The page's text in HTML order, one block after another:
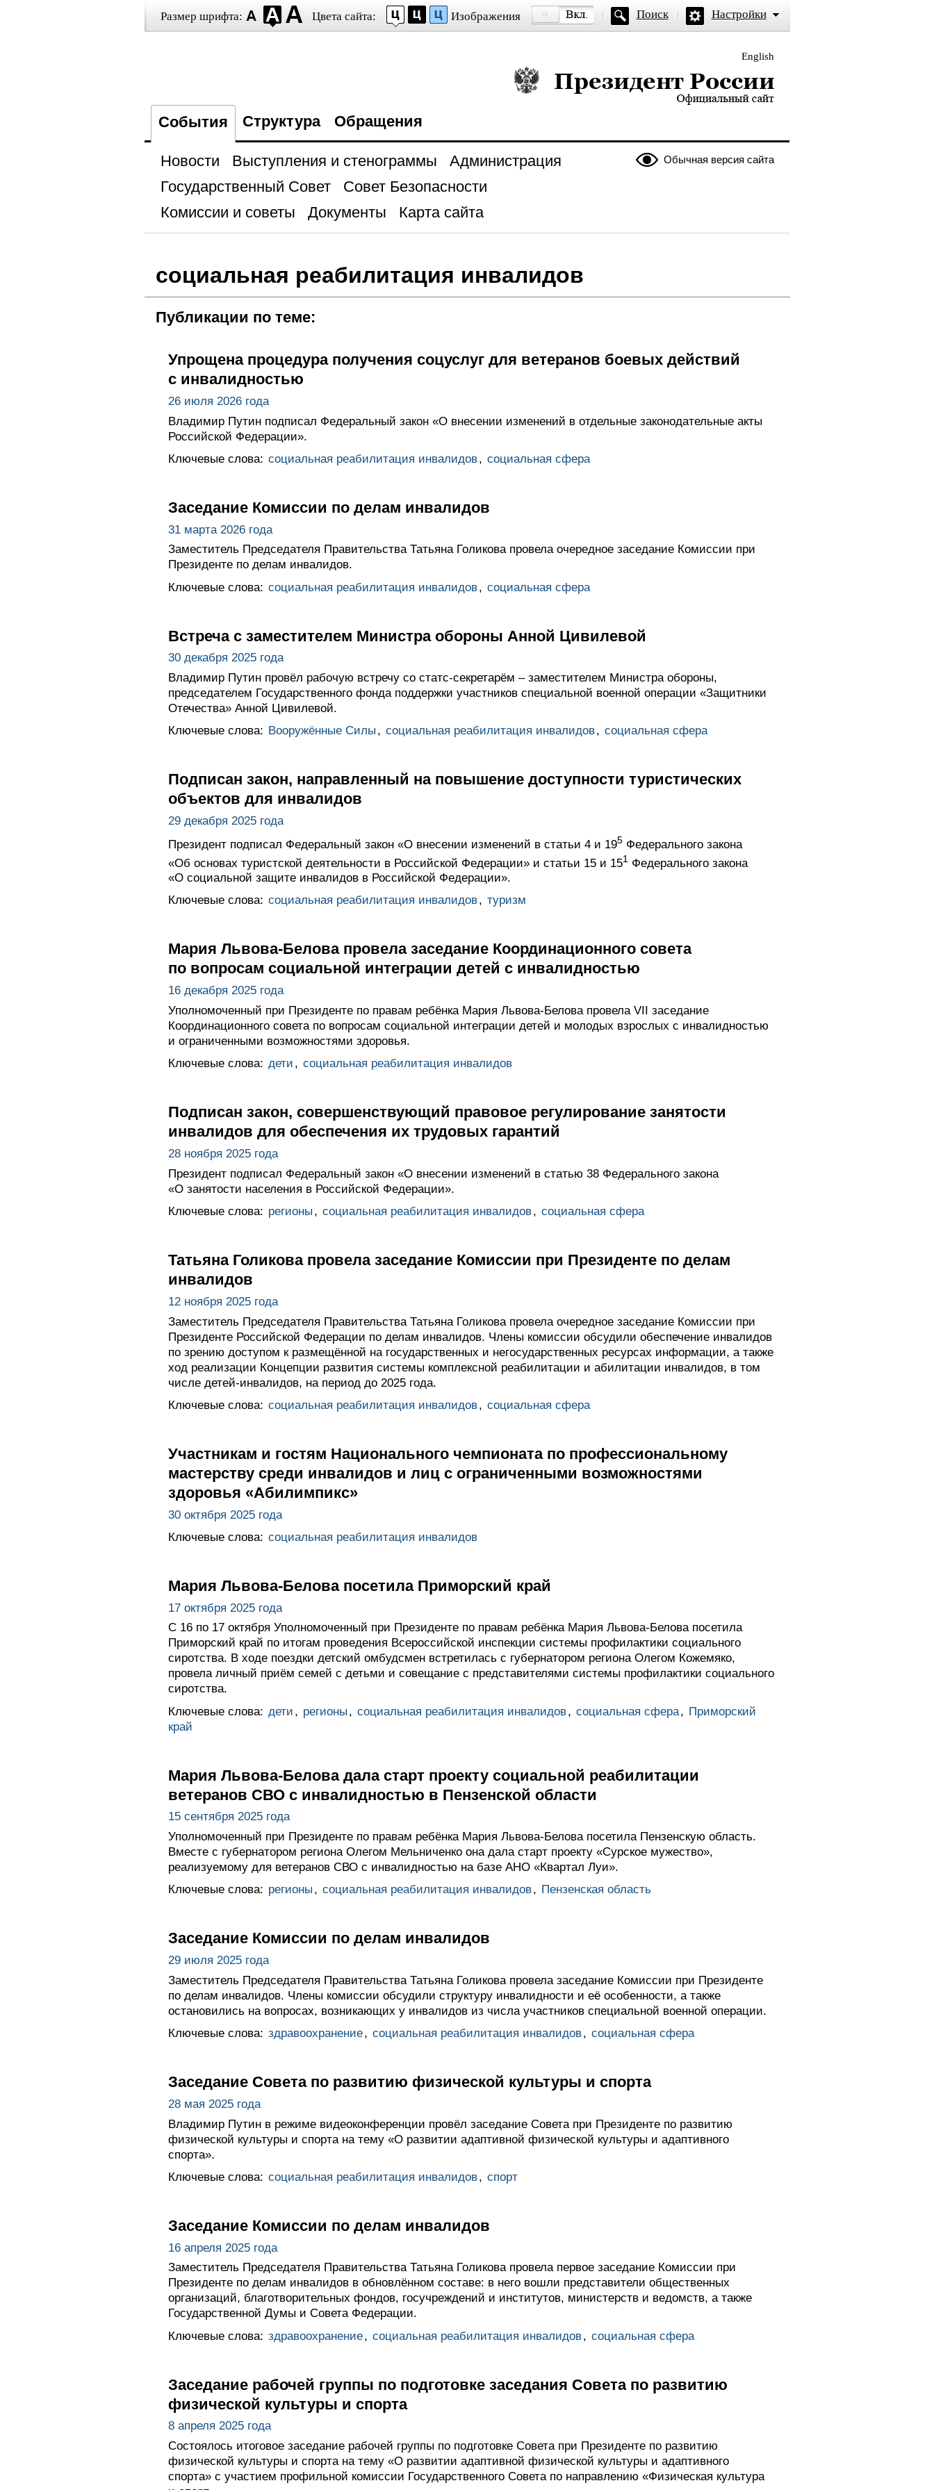
Размер шрифта: Цвета сайта: Изображения Поиск Настройки
English
Президент России — официальный сайт
События Структура Обращения
Обычная версия сайта
Новости Выступления и стенограммы
Администрация
Государственный Совет
Совет Безопасности
Комиссии и советы
Документы Карта сайта
социальная реабилитация инвалидов
Публикации по теме:
Упрощена процедура получения соцуслуг для ветеранов боевых действий
с инвалидностью
26 июля 2026 года
Владимир Путин подписал Федеральный закон «О внесении изменений в отдельные законодательные акты
Российской Федерации».
Ключевые слова: социальная реабилитация инвалидов, социальная сфера
Заседание Комиссии по делам инвалидов
31 марта 2026 года
Заместитель Председателя Правительства Татьяна Голикова провела очередное заседание Комиссии при
Президенте по делам инвалидов.
Ключевые слова: социальная реабилитация инвалидов, социальная сфера
Встреча с заместителем Министра обороны Анной Цивилевой
30 декабря 2025 года
Владимир Путин провёл рабочую встречу со статс-секретарём – заместителем Министра обороны,
председателем Государственного фонда поддержки участников специальной военной операции «Защитники
Отечества» Анной Цивилевой.
Ключевые слова: Вооружённые Силы , социальная реабилитация инвалидов, социальная сфера
Подписан закон, направленный на повышение доступности туристических
объектов для инвалидов
29 декабря 2025 года
Президент подписал Федеральный закон «О внесении изменений в статьи 4 и 195Федерального закона
«Об основах туристской деятельности в Российской Федерации» и статьи 15 и 151Федерального закона
«О социальной защите инвалидов в Российской Федерации».
Ключевые слова: социальная реабилитация инвалидов, туризм
Мария Львова-Белова провела заседание Координационного совета
по вопросам социальной интеграции детей с инвалидностью
16 декабря 2025 года
Уполномоченный при Президенте по правам ребёнка Мария Львова-Белова провела VII заседание
Координационного совета по вопросам социальной интеграции детей и молодых взрослых с инвалидностью
и ограниченными возможностями здоровья.
Ключевые слова: дети , социальная реабилитация инвалидов
Подписан закон, совершенствующий правовое регулирование занятости
инвалидов для обеспечения их трудовых гарантий
28 ноября 2025 года
Президент подписал Федеральный закон «О внесении изменений в статью 38 Федерального закона
«О занятости населения в Российской Федерации».
Ключевые слова: регионы , социальная реабилитация инвалидов, социальная сфера
Татьяна Голикова провела заседание Комиссии при Президенте по делам
инвалидов
12 ноября 2025 года
Заместитель Председателя Правительства Татьяна Голикова провела очередное заседание Комиссии при
Президенте Российской Федерации по делам инвалидов. Члены комиссии обсудили обеспечение инвалидов
по зрению доступом к размещённой на государственных и негосударственных ресурсах информации, а также
ход реализации Концепции развития системы комплексной реабилитации и абилитации инвалидов, в том
числе детей-инвалидов, на период до 2025 года.
Ключевые слова: социальная реабилитация инвалидов, социальная сфера
Участникам и гостям Национального чемпионата по профессиональному
мастерству среди инвалидов и лиц с ограниченными возможностями
здоровья «Абилимпикс»
30 октября 2025 года
Ключевые слова: социальная реабилитация инвалидов
Мария Львова-Белова посетила Приморский край
17 октября 2025 года
С 16 по 17 октября Уполномоченный при Президенте по правам ребёнка Мария Львова-Белова посетила
Приморский край по итогам проведения Всероссийской инспекции системы профилактики социального
сиротства. В ходе поездки детский омбудсмен встретилась с губернатором региона Олегом Кожемяко,
провела личный приём семей с детьми и совещание с представителями системы профилактики социального
сиротства.
Ключевые слова: дети , регионы , социальная реабилитация инвалидов, социальная сфера, Приморский
край
Мария Львова-Белова дала старт проекту социальной реабилитации
ветеранов СВО с инвалидностью в Пензенской области
15 сентября 2025 года
Уполномоченный при Президенте по правам ребёнка Мария Львова-Белова посетила Пензенскую область.
Вместе с губернатором региона Олегом Мельниченко она дала старт проекту «Сурское мужество»,
реализуемому для ветеранов СВО с инвалидностью на базе АНО «Квартал Луи».
Ключевые слова: регионы , социальная реабилитация инвалидов, Пензенская область
Заседание Комиссии по делам инвалидов
29 июля 2025 года
Заместитель Председателя Правительства Татьяна Голикова провела заседание Комиссии при Президенте
по делам инвалидов. Члены комиссии обсудили структуру инвалидности и её особенности, а также
остановились на вопросах, возникающих у инвалидов из числа участников специальной военной операции.
Ключевые слова: здравоохранение, социальная реабилитация инвалидов, социальная сфера
Заседание Совета по развитию физической культуры и спорта
28 мая 2025 года
Владимир Путин в режиме видеоконференции провёл заседание Совета при Президенте по развитию
физической культуры и спорта на тему «О развитии адаптивной физической культуры и адаптивного
спорта».
Ключевые слова: социальная реабилитация инвалидов, спорт
Заседание Комиссии по делам инвалидов
16 апреля 2025 года
Заместитель Председателя Правительства Татьяна Голикова провела первое заседание Комиссии при
Президенте по делам инвалидов в обновлённом составе: в него вошли представители общественных
организаций, благотворительных фондов, госучреждений и институтов, министерств и ведомств, а также
Государственной Думы и Совета Федерации.
Ключевые слова: здравоохранение, социальная реабилитация инвалидов, социальная сфера
Заседание рабочей группы по подготовке заседания Совета по развитию
физической культуры и спорта
8 апреля 2025 года
Состоялось итоговое заседание рабочей группы по подготовке Совета при Президенте по развитию
физической культуры и спорта на тему «О развитии адаптивной физической культуры и адаптивного
спорта» с участием профильной комиссии Государственного Совета по направлению «Физическая культура